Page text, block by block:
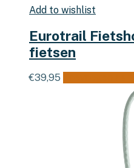
Add to wishlist
Eurotrail
fietsen
€39,95